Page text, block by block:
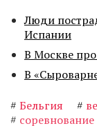
Люди
Испании
В Москве
В
# Бельгия #
# соревнование